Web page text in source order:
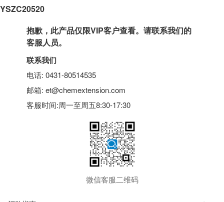
YSZC20520
抱歉，此产品仅限VIP客户查看。请联系我们的
客服人员。
联系我们
电话: 0431-80514535
邮箱: et@chemextension.com
客服时间:周一至周五8:30-17:30
微信客服二维码